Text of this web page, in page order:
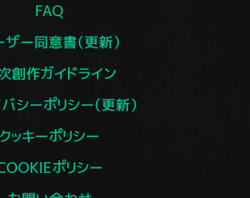
FAQ
ザー同意書（更新）
創作ガイドライン
シーポリシー（更新）
クッキーポリシー
ポリシー